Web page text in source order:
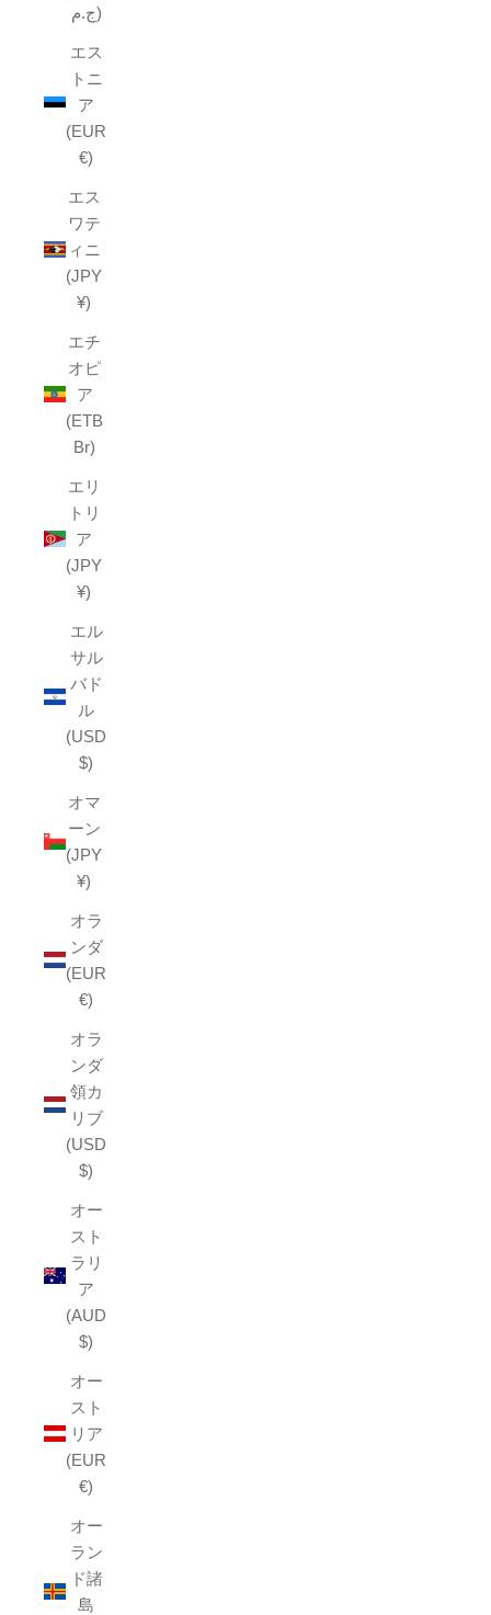
ج.م)
エス
トニ
ア
(EUR
€)
エス
ワテ
ィニ
(JPY
¥)
エチ
オピ
ア
(ETB
Br)
エリ
トリ
ア
(JPY
¥)
エル
サル
バド
ル
(USD
$)
オマ
ーン
(JPY
¥)
オラ
ンダ
(EUR
€)
オラ
ンダ
領カ
リブ
(USD
$)
オー
スト
ラリ
ア
(AUD
$)
オー
スト
リア
(EUR
€)
オー
ラン
ド諸
島